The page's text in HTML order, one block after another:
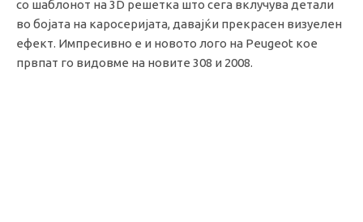
со шаблонот на 3D решетка што сега вклучува детали
во бојата на каросеријата, давајќи прекрасен визуелен
ефект. Импресивно е и новото лого на Peugeot кое
првпат го видовме на новите 308 и 2008.